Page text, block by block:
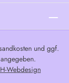
und ggf.
Webdesign